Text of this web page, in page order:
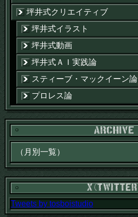
坪井式クリエイティブ
坪井式イラスト
坪井式動画
坪井式ＡＩ実践論
スティーブ・マックイーン論
プロレス論
Tweets by tosboistudio